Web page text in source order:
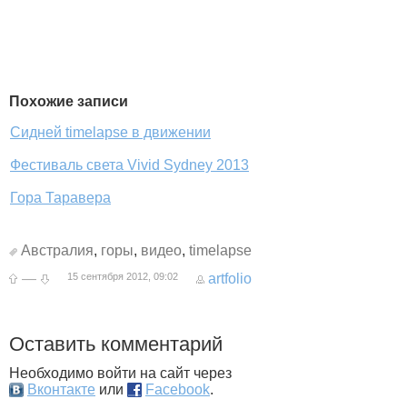
Похожие записи
Сидней timelapse в движении
Фестиваль света Vivid Sydney 2013
Гора Таравера
Австралия, горы, видео, timelapse
—
15 сентября 2012, 09:02 artfolio
Оставить комментарий
Необходимо войти на сайт через
Вконтакте или Facebook.